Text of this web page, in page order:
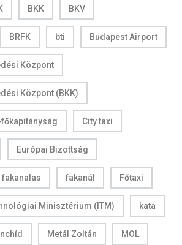
BKK BKV
BRFK bti Budapest Airport
Központ
Központ (BKK)
City taxi
Európai Bizottság
fakanalas fakanál Főtaxi
Minisztérium (ITM) kata
Metál Zoltán MOL